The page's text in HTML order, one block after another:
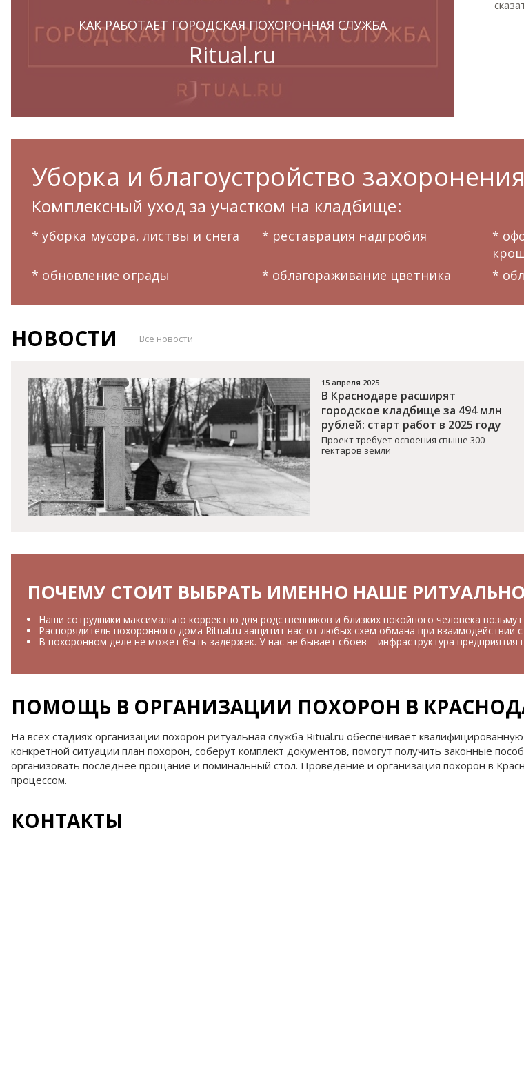
КАК РАБОТАЕТ ГОРОДСКАЯ ПОХОРОННАЯ СЛУЖБА
Ritual.ru
Уборка и благоустройство
Комплексный уход за участком на кладбище:
* уборка мусора, листвы и снега * реставрация надгробия
*
* обновление ограды
* облагораживание цветника *
НОВОСТИ Все новости
15 апреля 2025
В Краснодаре расширят
городское кладбище за 494 млн
рублей: старт работ в 2025 году
Проект требует освоения свыше 300
гектаров земли
ПОЧЕМУ СТОИТ ВЫБРАТЬ ИМЕННО НАШЕ
Наши сотрудники максимально корректно для родственников и близких покойного человека
Распорядитель похоронного дома Ritual.ru защитит вас от любых схем обмана при взаимодействии
В похоронном деле не может быть задержек. У нас не бывает сбоев – инфраструктура
ПОМОЩЬ В ОРГАНИЗАЦИИ ПОХОРОН В
На всех стадиях организации похорон ритуальная служба Ritual.ru обеспечивает
конкретной ситуации план похорон, соберут комплект документов, помогут получить законные
организовать последнее прощание и поминальный стол. Проведение и организация похорон в
процессом.
КОНТАКТЫ